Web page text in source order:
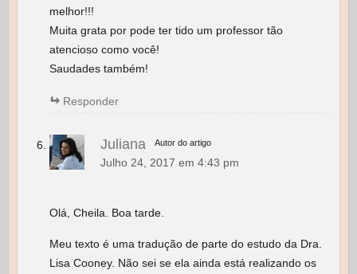
melhor!!!
Muita grata por pode ter tido um professor tão
atencioso como você!
Saudades também!
Responder
Juliana Autor do artigo
Julho 24, 2017 em 4:43 pm
Olá, Cheila. Boa tarde.
Meu texto é uma tradução de parte do estudo da Dra.
Lisa Cooney. Não sei se ela ainda está realizando os